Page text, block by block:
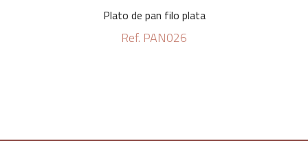
Plato de pan filo plata
Ref. PAN026